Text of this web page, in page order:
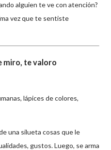
alguien te ve con atención?
vez que te sentiste
miro, te valoro
lápices de colores,
una silueta cosas que le
gustos. Luego, se arma